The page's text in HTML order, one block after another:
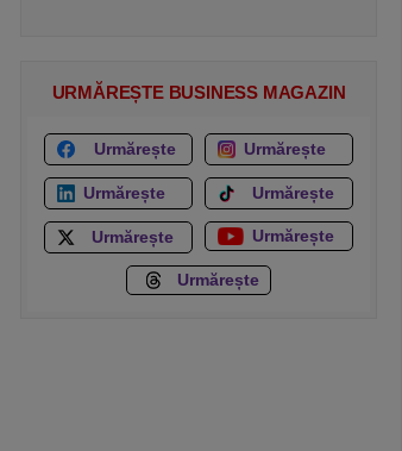
URMĂREȘTE BUSINESS MAGAZIN
Urmărește Urmărește
Urmărește Urmărește
Urmărește Urmărește
Urmărește